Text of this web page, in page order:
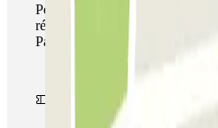
Pendant votre séjour, vous
réseau de parkings de cet
Parclick.